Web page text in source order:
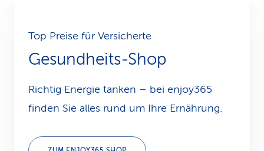
Top Preise für Versicherte
Gesundheits-Shop
Richtig Energie tanken – bei enjoy365
finden Sie alles rund um Ihre Ernährung.